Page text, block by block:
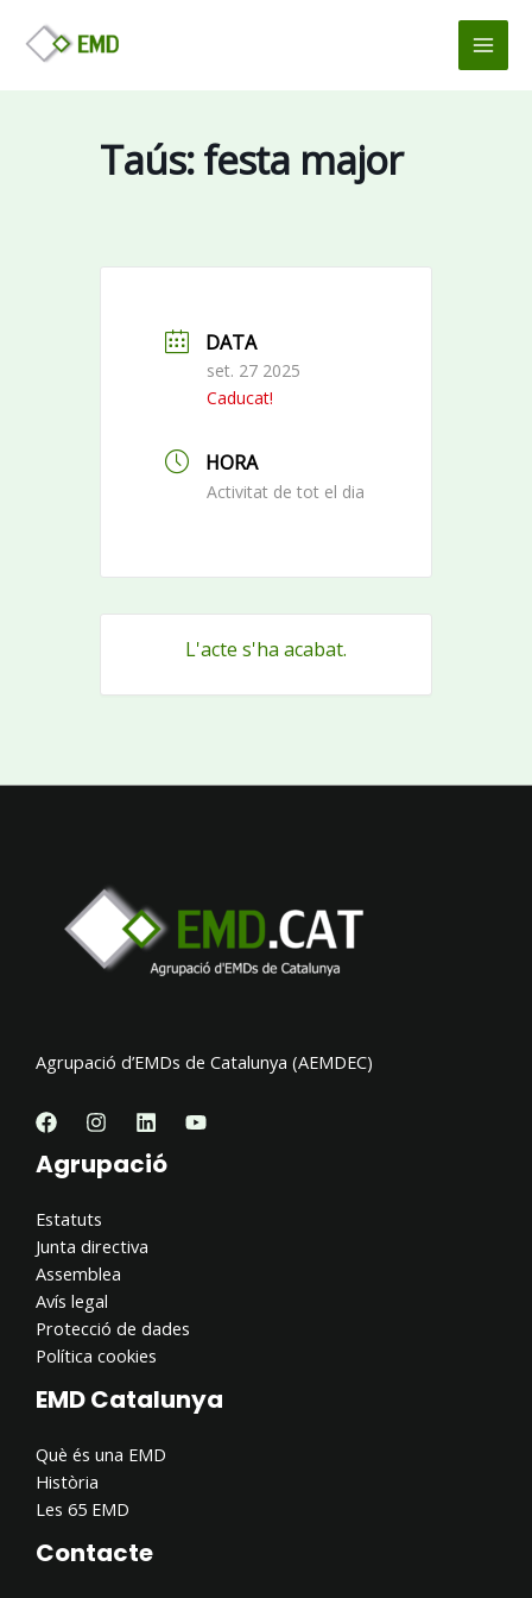
contingut
Taús: festa major
DATA
set. 27 2025
Caducat!
HORA
Activitat de tot el dia
L'acte s'ha acabat.
Agrupació d’EMDs de Catalunya (AEMDEC)
Agrupació
Estatuts
Junta directiva
Assemblea
Avís legal
Protecció de dades
Política cookies
EMD Catalunya
Què és una EMD
Història
Les 65 EMD
Contacte